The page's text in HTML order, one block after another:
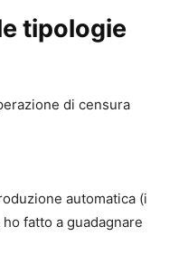
tipologie
di censura
automatica (i
fatto a guadagnare